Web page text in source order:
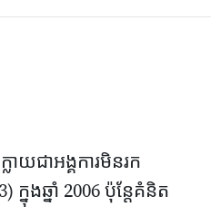
ាយជាអង្គការមិនរក
ងឆ្នាំ 2006 ប៉ុន្តែគំនិត